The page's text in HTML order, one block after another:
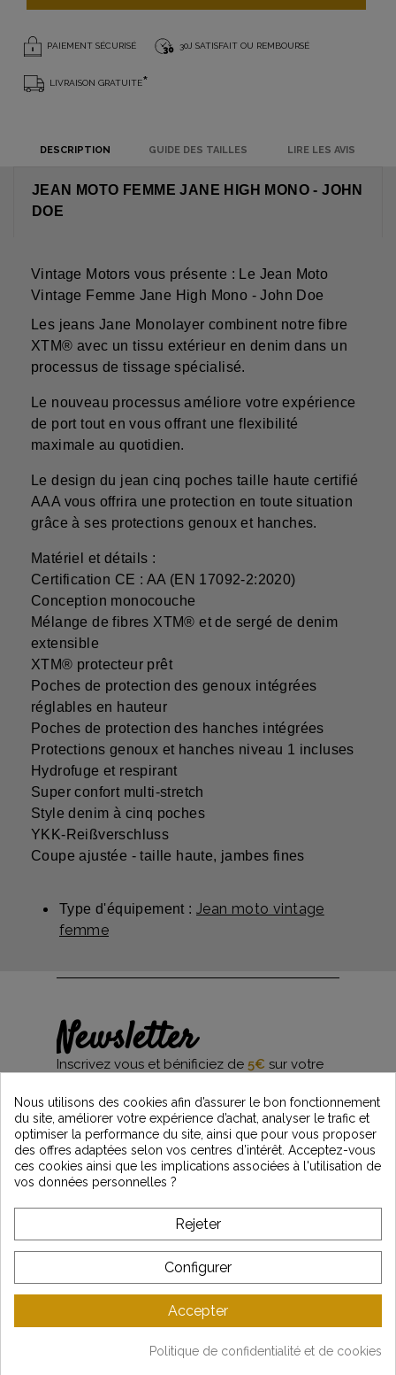
PAIEMENT SÉCURISÉ 30J SATISFAIT OU REMBOURSÉ
LIVRAISON GRATUITE*
DESCRIPTION GUIDE DES TAILLES LIRE LES AVIS
JEAN MOTO FEMME JANE HIGH MONO - JOHN
DOE
Vintage Motors vous présente : Le Jean Moto
Vintage Femme Jane High Mono - John Doe
Les jeans Jane Monolayer combinent notre fibre
XTM® avec un tissu extérieur en denim dans un
processus de tissage spécialisé.
Le nouveau processus améliore votre expérience
de port tout en vous offrant une flexibilité
maximale au quotidien.
Le design du jean cinq poches taille haute certifié
AAA vous offrira une protection en toute situation
grâce à ses protections genoux et hanches.
Matériel et détails :
Certification CE : AA (EN 17092-2:2020)
Conception monocouche
Mélange de fibres XTM® et de sergé de denim
extensible
XTM® protecteur prêt
Poches de protection des genoux intégrées
réglables en hauteur
Poches de protection des hanches intégrées
Protections genoux et hanches niveau 1 incluses
Hydrofuge et respirant
Super confort multi-stretch
Style denim à cinq poches
YKK-Reißverschluss
Coupe ajustée - taille haute, jambes fines
Type d'équipement : Jean moto vintage
femme
Newsletter
Inscrivez vous et bénificiez de 5€ sur votre
et restez informés des dernières nouveautés
Vintage Motors
*Dès 99€ d'achat. En vous abonnant à notre newsletter, vous reconnaissez avoir pris
l'acceptez.
A PROPOS DE VINTAGE
SERVICE CLIENT
Gestion des données
Nous utilisons des cookies afin d’assurer le bon fonctionnement
du site, améliorer votre expérience d’achat, analyser le trafic et
optimiser la performance du site, ainsi que pour vous proposer
des offres adaptées selon vos centres d’intérêt. Acceptez-vous
ces cookies ainsi que les implications associées à l'utilisation de
vos données personnelles ?
Rejeter
Configurer
Accepter
Politique de confidentialité et de cookies